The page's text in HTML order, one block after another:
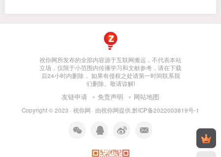
祝你网所发布的全部内容源于互联网搬运，不代表本站
立场，仅限于小范围内传播学习和文献参考，请在下载
后24小时内删除， 如果有侵权之处请第一时间联系我
们删除。敬请谅解!
友链申请 免责声明 网站地图
Copyright © 2023 · 祝你网 · 由祝你网提供.黔ICP备2022003819号-1